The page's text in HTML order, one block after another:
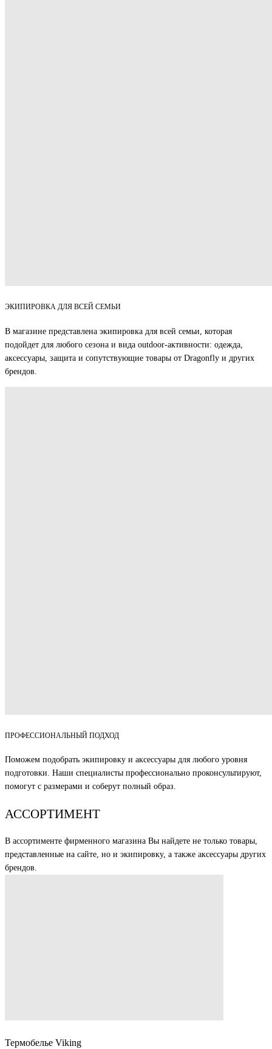
ЭКИПИРОВКА ДЛЯ ВСЕЙ СЕМЬИ
В магазине представлена экипировка для всей семьи, которая
подойдет для любого сезона и вида outdoor-активности: одежда,
аксессуары, защита и сопутствующие товары от Dragonfly и других
брендов.
ПРОФЕССИОНАЛЬНЫЙ ПОДХОД
Поможем подобрать экипировку и аксессуары для любого уровня
подготовки. Наши специалисты профессионально проконсультируют,
помогут с размерами и соберут полный образ.
АССОРТИМЕНТ
В ассортименте фирменного магазина Вы найдете не только товары,
представленные на сайте, но и экипировку, а также аксессуары других
брендов.
Термобелье Viking